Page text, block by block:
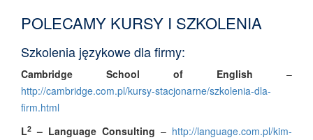
POLECAMY KURSY I SZKOLENIA
Szkolenia językowe dla firmy:
Cambridge School of English –
http://cambridge.com.pl/kursy-stacjonarne/szkolenia-dla-
firm.html
L2 – Language Consulting – http://language.com.pl/kim-